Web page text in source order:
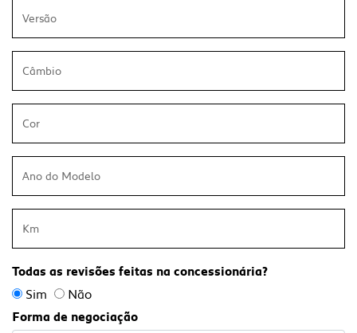
Todas as revisões feitas na concessionária?
Sim Não
Forma de negociação